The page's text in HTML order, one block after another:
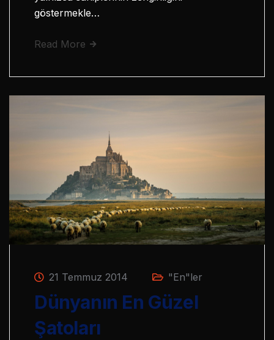
göstermekle…
Read More
21 Temmuz 2014 "En"ler
Dünyanın En Güzel
Şatoları